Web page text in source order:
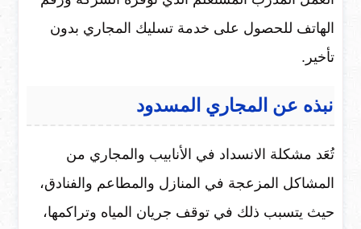
الهاتف للحصول على خدمة تسليك المجاري بدون
تأخير.
نبذه عن المجاري المسدود
تُعَد مشكلة الانسداد في الأنابيب والمجاري من
المشاكل المزعجة في المنازل والمطاعم والفنادق،
حيث يتسبب ذلك في توقف جريان المياه وتراكمها،